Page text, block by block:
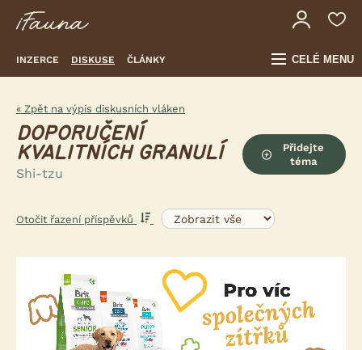
INZERCE DISKUSE ČLÁNKY CELÉ MENU
« Zpět na výpis diskusních vláken
DOPORUČENÍ
KVALITNÍCH GRANULÍ
Shi-tzu
Přidejte
téma
Otočit řazení příspěvků